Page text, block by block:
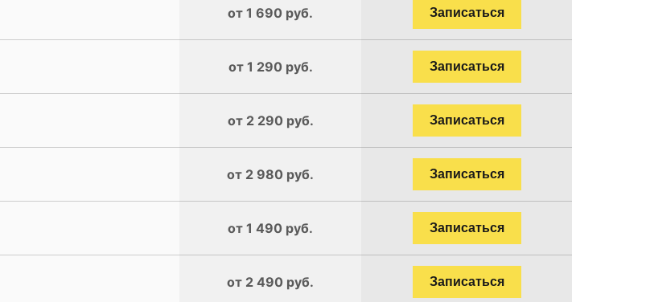
от 1 690 руб. Записаться
от 1 290 руб. Записаться
от 2 290 руб. Записаться
от 2 980 руб. Записаться
от 1 490 руб. Записаться
от 2 490 руб. Записаться